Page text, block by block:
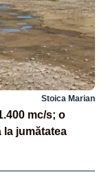
Stoica Marian
mc/s; o
la jumătatea